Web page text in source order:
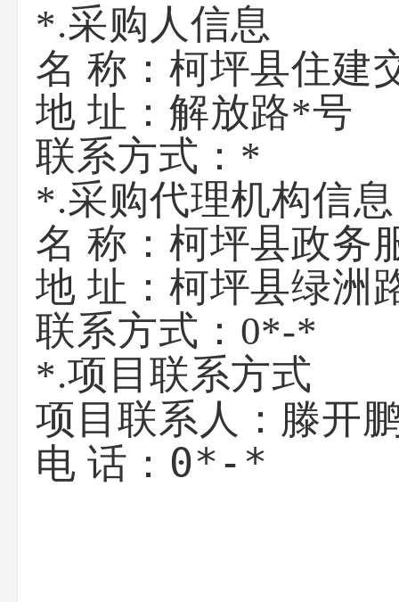
*.采购人信息
名 称： 柯坪县住建
地 址： 解放路*号
联系方式： *
*.采购代理机构信息
名 称： 柯坪县政务
地 址： 柯坪县绿洲
联系方式： 0*-*
*.项目联系方式
项目联系人： 滕开
电 话： 0*-*